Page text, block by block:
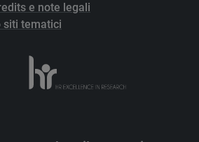
e note legali
siti tematici